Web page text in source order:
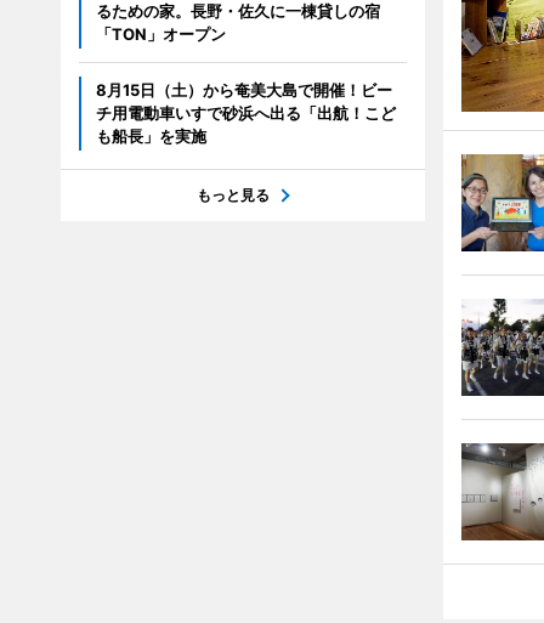
るための家。長野・佐久に一棟貸しの宿
「TON」オープン
8月15日（土）から奄美大島で開催！ビー
チ用電動車いすで砂浜へ出る「出航！こど
も船長」を実施
もっと見る